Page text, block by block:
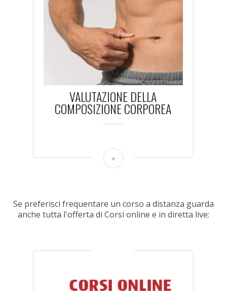
VALUTAZIONE DELLA
COMPOSIZIONE CORPOREA
+
Se preferisci frequentare un corso a distanza guarda
anche tutta l'offerta di Corsi online e in diretta live: